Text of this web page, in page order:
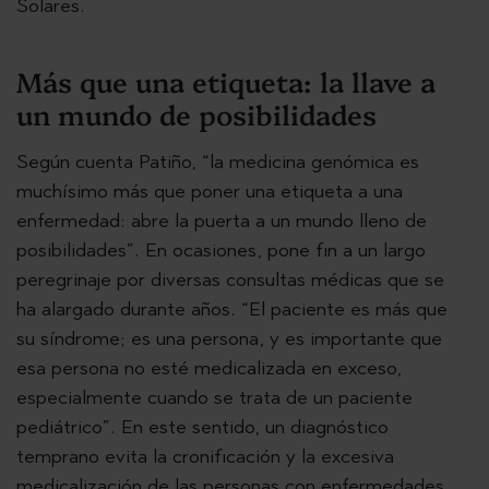
Solares.
Más que una etiqueta: la llave a
un mundo de posibilidades
Según cuenta Patiño, “la medicina genómica es
muchísimo más que poner una etiqueta a una
enfermedad: abre la puerta a un mundo lleno de
posibilidades”. En ocasiones, pone fin a un largo
peregrinaje por diversas consultas médicas que se
ha alargado durante años. “El paciente es más que
su síndrome; es una persona, y es importante que
esa persona no esté medicalizada en exceso,
especialmente cuando se trata de un paciente
pediátrico”. En este sentido, un diagnóstico
temprano evita la cronificación y la excesiva